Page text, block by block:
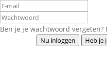
Ben je je wachtwoord
Nu inloggen Heb je